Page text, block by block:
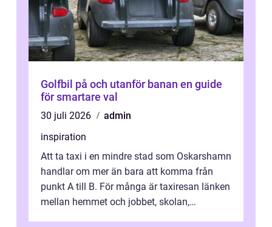
Golfbil på och utanför banan en guide
för smartare val
30 juli 2026
admin
inspiration
Att ta taxi i en mindre stad som Oskarshamn
handlar om mer än bara att komma från
punkt A till B. För många är taxiresan länken
mellan hemmet och jobbet, skolan,